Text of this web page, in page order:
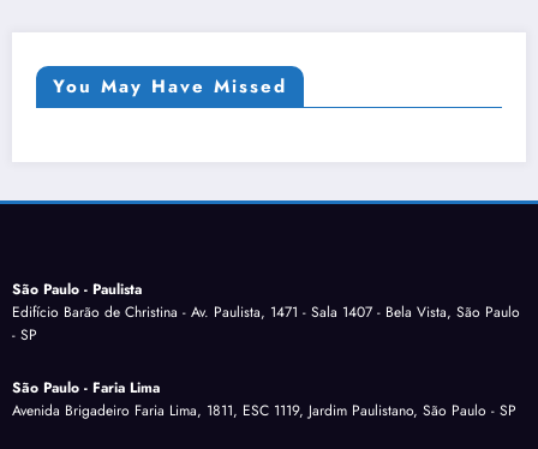
You May Have Missed
São Paulo - Paulista
Edifício Barão de Christina - Av. Paulista, 1471 - Sala 1407 - Bela Vista, São Paulo
- SP
São Paulo - Faria Lima
Avenida Brigadeiro Faria Lima, 1811, ESC 1119, Jardim Paulistano, São Paulo - SP